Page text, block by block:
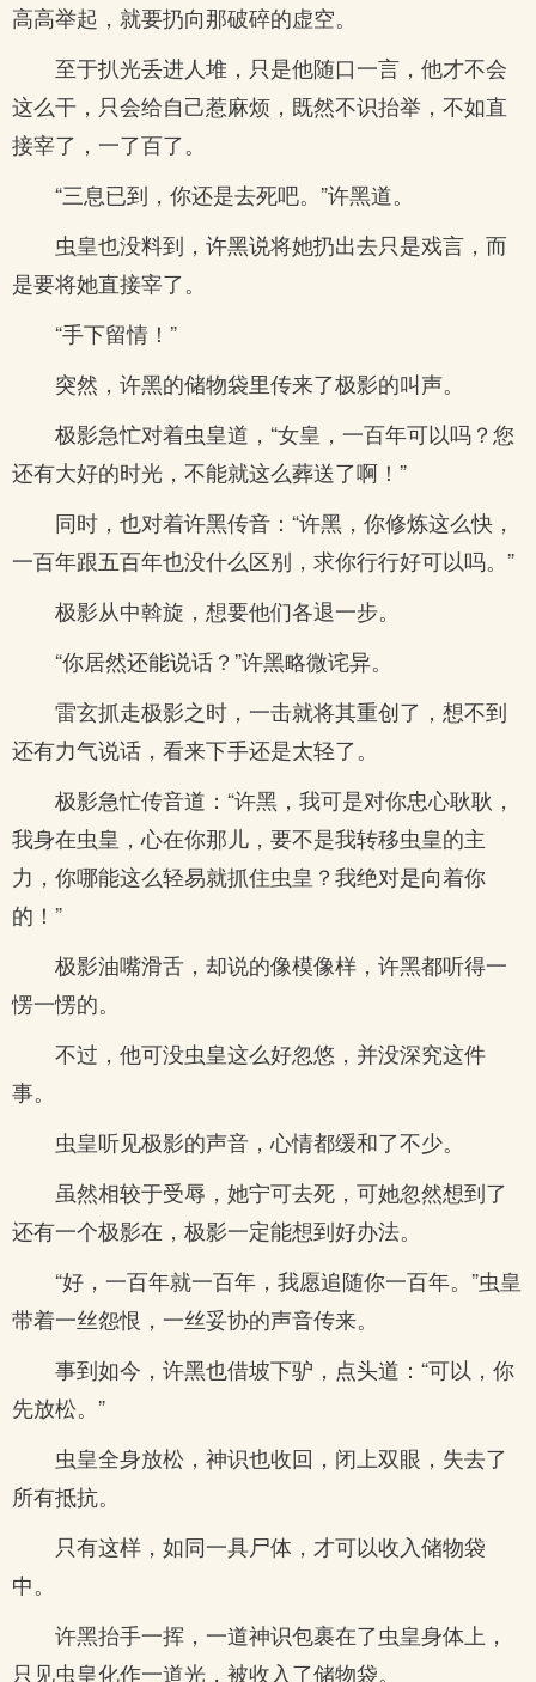
高高举起，就要扔向那破碎的虚空。
至于扒光丢进人堆，只是他随口一言，他才不会
这么干，只会给自己惹麻烦，既然不识抬举，不如直
接宰了，一了百了。
“三息已到，你还是去死吧。”许黑道。
虫皇也没料到，许黑说将她扔出去只是戏言，而
是要将她直接宰了。
“手下留情！”
突然，许黑的储物袋里传来了极影的叫声。
极影急忙对着虫皇道，“女皇，一百年可以吗？您
还有大好的时光，不能就这么葬送了啊！”
同时，也对着许黑传音：“许黑，你修炼这么快，
一百年跟五百年也没什么区别，求你行行好可以吗。”
极影从中斡旋，想要他们各退一步。
“你居然还能说话？”许黑略微诧异。
雷玄抓走极影之时，一击就将其重创了，想不到
还有力气说话，看来下手还是太轻了。
极影急忙传音道：“许黑，我可是对你忠心耿耿，
我身在虫皇，心在你那儿，要不是我转移虫皇的主
力，你哪能这么轻易就抓住虫皇？我绝对是向着你
的！”
极影油嘴滑舌，却说的像模像样，许黑都听得一
愣一愣的。
不过，他可没虫皇这么好忽悠，并没深究这件
事。
虫皇听见极影的声音，心情都缓和了不少。
虽然相较于受辱，她宁可去死，可她忽然想到了
还有一个极影在，极影一定能想到好办法。
“好，一百年就一百年，我愿追随你一百年。”虫皇
带着一丝怨恨，一丝妥协的声音传来。
事到如今，许黑也借坡下驴，点头道：“可以，你
先放松。”
虫皇全身放松，神识也收回，闭上双眼，失去了
所有抵抗。
只有这样，如同一具尸体，才可以收入储物袋
中。
许黑抬手一挥，一道神识包裹在了虫皇身体上，
只见虫皇化作一道光，被收入了储物袋。